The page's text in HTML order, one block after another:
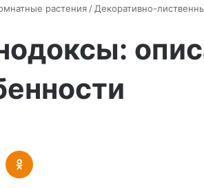
растения / Декоративно-